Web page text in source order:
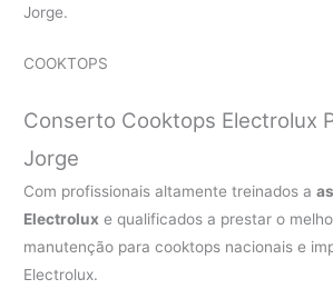
Jorge.
COOKTOPS
Conserto Cooktops Electrolux
Jorge
Com profissionais altamente treinados a
Electrolux e qualificados a prestar o
manutenção para cooktops nacionais e
Electrolux.